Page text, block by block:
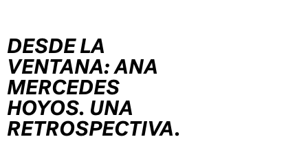
DESDE LA
VENTANA: ANA
MERCEDES
HOYOS. UNA
RETROSPECTIVA.